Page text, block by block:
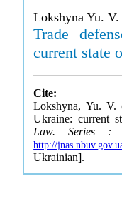
Lokshyna Yu. V.
Trade
current state
Cite:
Lokshyna, Yu. V.
Ukraine: current
Law. Series :
http://
Ukrainian].